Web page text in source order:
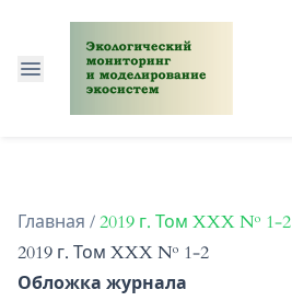
Главная /2019 г. Том XXX № 1-2
2019 г. Том XXX № 1-2
Обложка журнала